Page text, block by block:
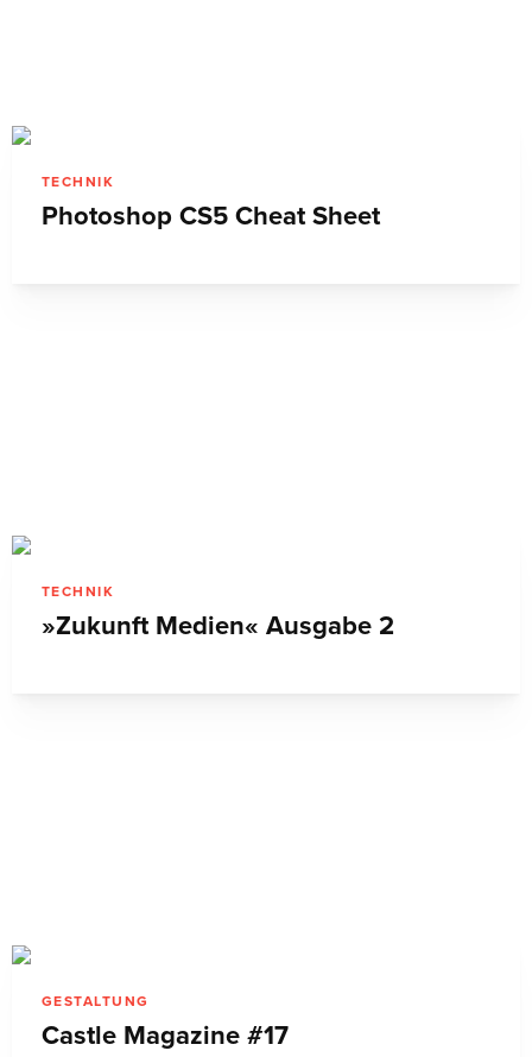
TECHNIK
Photoshop CS5 Cheat Sheet
TECHNIK
»Zukunft Medien« Ausgabe 2
GESTALTUNG
Castle Magazine #17